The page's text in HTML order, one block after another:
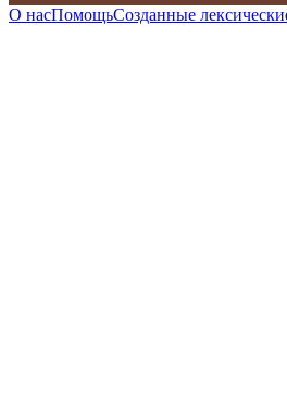
О насПомощьСозданные